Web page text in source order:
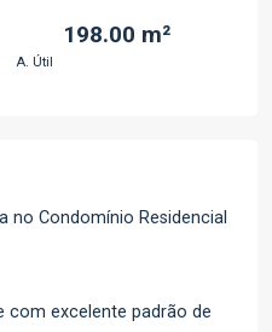
198.00 m²
A. Útil
no Condomínio Residencial
com excelente padrão de